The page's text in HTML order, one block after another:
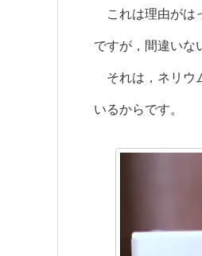
これは理由がは
ですが，間違いな
それは，ネリウ
いるからです。